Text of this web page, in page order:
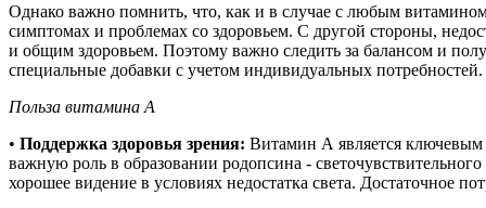
Однако важно помнить, что, как и в случае с любым
симптомах и проблемах со здоровьем. С другой стороны,
и общим здоровьем. Поэтому важно следить за балансом и
специальные добавки с учетом индивидуальных потребностей.
Польза витамина А
• Поддержка здоровья зрения: Витамин А является ключевым
важную роль в образовании родопсина -
хорошее видение в условиях недостатка света. Достаточное